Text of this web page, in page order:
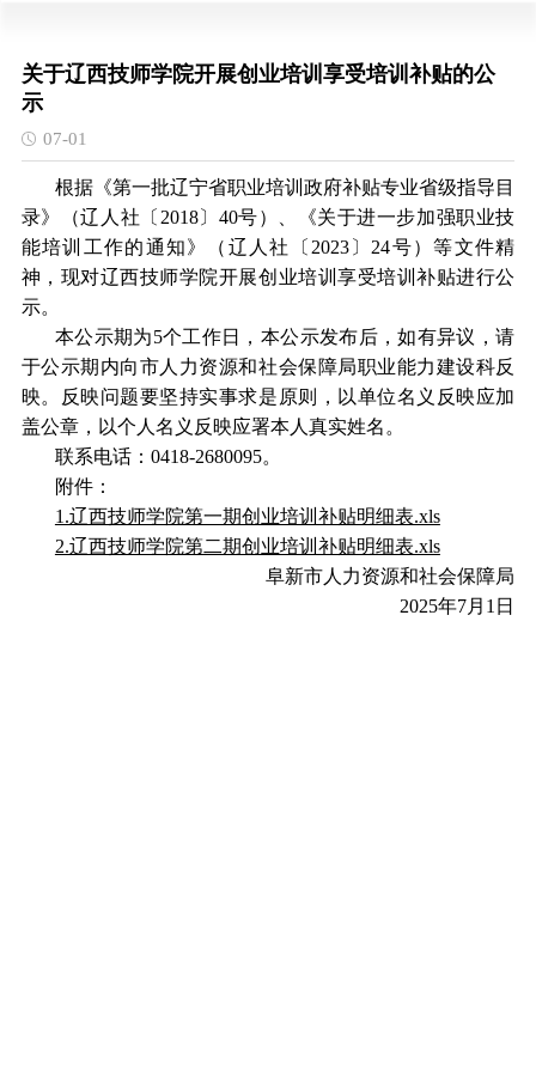
关于辽西技师学院开展创业培训享受培训补贴的公
示
07-01
根据《第一批辽宁省职业培训政府补贴专业省级指导目
录》（辽人社〔2018〕40号）、《关于进一步加强职业技
能培训工作的通知》（辽人社〔2023〕24号）等文件精
神，现对辽西技师学院开展创业培训享受培训补贴进行公
示。
本公示期为5个工作日，本公示发布后，如有异议，请
于公示期内向市人力资源和社会保障局职业能力建设科反
映。反映问题要坚持实事求是原则，以单位名义反映应加
盖公章，以个人名义反映应署本人真实姓名。
联系电话：0418-2680095。
附件：
1.辽西技师学院第一期创业培训补贴明细表.xls
2.辽西技师学院第二期创业培训补贴明细表.xls
阜新市人力资源和社会保障局
2025年7月1日